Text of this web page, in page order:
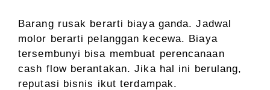
Barang rusak berarti biaya ganda. Jadwal
molor berarti pelanggan kecewa. Biaya
tersembunyi bisa membuat perencanaan
cash flow berantakan. Jika hal ini berulang,
reputasi bisnis ikut terdampak.